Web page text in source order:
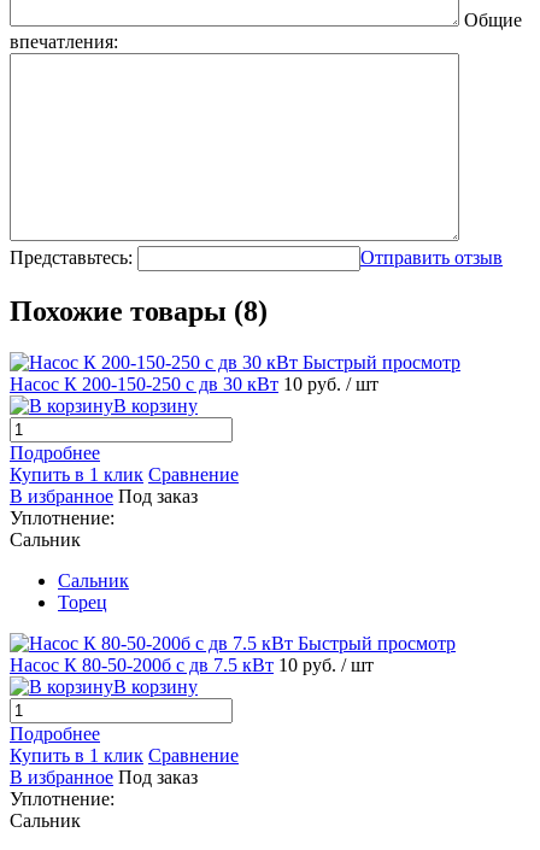
Общие
впечатления:
Представьтесь: Отправить отзыв
Похожие товары (8)
Быстрый просмотр
Насос К 200-150-250 с дв 30 кВт 10 руб. / шт
В корзину
Подробнее
Купить в 1 клик Сравнение
В избранное Под заказ
Уплотнение:
Сальник
Сальник
Торец
Быстрый просмотр
Насос К 80-50-200б с дв 7.5 кВт 10 руб. / шт
В корзину
Подробнее
Купить в 1 клик Сравнение
В избранное Под заказ
Уплотнение:
Сальник